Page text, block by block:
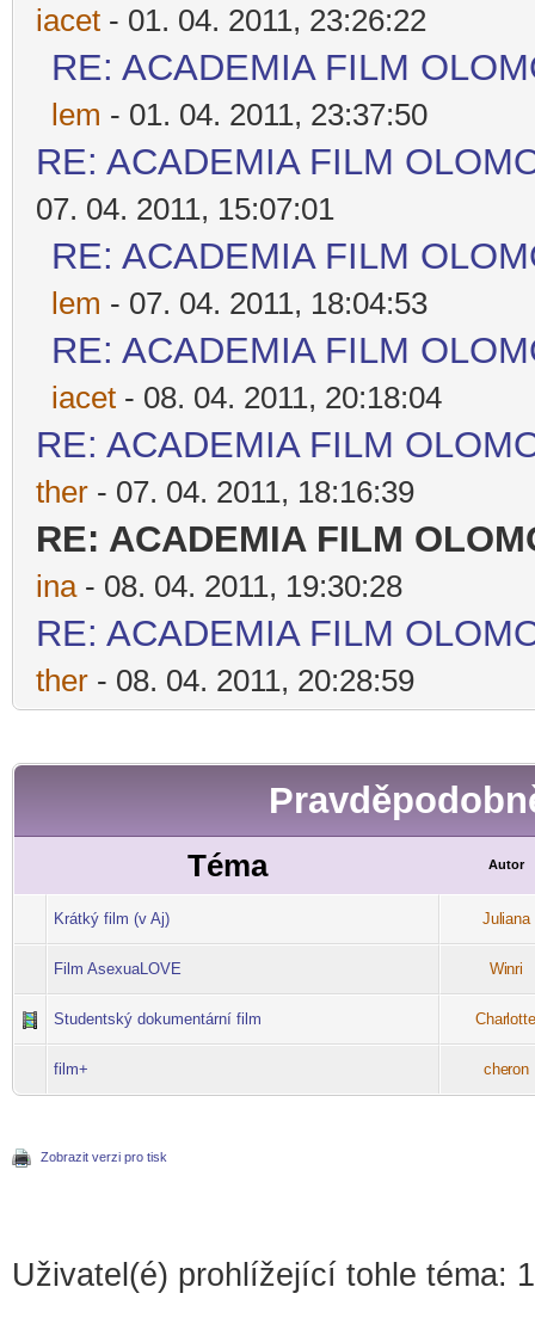
iacet - 01. 04. 2011, 23:26:22
RE: ACADEMIA FILM
lem - 01. 04. 2011, 23:37:50
RE: ACADEMIA FILM
07. 04. 2011, 15:07:01
RE: ACADEMIA FILM
lem - 07. 04. 2011, 18:04:53
RE: ACADEMIA FILM
iacet - 08. 04. 2011, 20:18:04
RE: ACADEMIA FILM
ther - 07. 04. 2011, 18:16:39
RE: ACADEMIA FILM
ina- 08. 04. 2011, 19:30:28
RE: ACADEMIA FILM
ther - 08. 04. 2011, 20:28:59
Téma Autor
Krátký film (v Aj) Juliana
Film AsexuaLOVE Winri
Studentský dokumentární film Charlotte
film+ cheron
Zobrazit verzi pro tisk
Uživatel(é) prohlížející tohle téma: